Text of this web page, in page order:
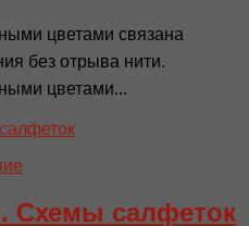
цветами связана
без отрыва нити.
цветами...
Схемы салфеток